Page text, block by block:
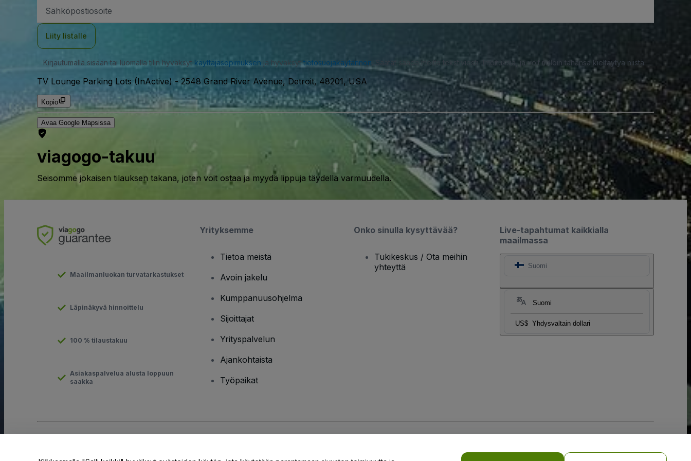
Liity listalle
Kirjautumalla sisään tai luomalla tilin hyväksyt käyttäjäsopimuksen ja hyväksyttietosuojakäytännön . Saatat saada meiltä tekstiviesti-ilmoituksia, ja voit milloin tahansa kieltäytyä niistä.
TV Lounge Parking Lots (InActive) - 2548 Grand River Avenue, Detroit, 48201, USA
Kopio
Avaa Google Mapsissa
viagogo-takuu
Seisomme jokaisen tilauksen takana, joten voit ostaa ja myydä lippuja täydellä varmuudella.
Live-tapahtumat kaikkialla
maailmassa
Suomi
Suomi
US$ Yhdysvaltain dollari
Maailmanluokan turvatarkastukset
Läpinäkyvä hinnoittelu
100 % tilaustakuu
Asiakaspalvelua alusta loppuun
saakka
Yrityksemme
Tietoa meistä
Avoin jakelu
Kumppanuusohjelma
Sijoittajat
Yrityspalvelun
Ajankohtaista
Työpaikat
Onko sinulla kysyttävää?
Tukikeskus / Ota meihin
yhteyttä